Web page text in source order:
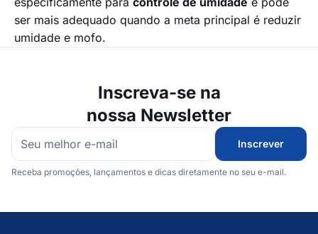
ser mais adequado quando a meta principal é reduzir
umidade e mofo.
Inscreva-se na
nossa Newsletter
Inscrever
Receba promoções, lançamentos e dicas diretamente no seu e-mail.